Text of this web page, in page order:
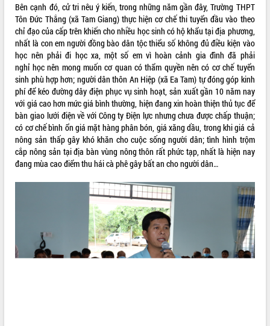
Bên cạnh đó, cử tri nêu ý kiến, trong những năm gần đây, Trường THPT
Tôn Đức Thắng (xã Tam Giang) thực hiện cơ chế thi tuyển đầu vào theo
chỉ đạo của cấp trên khiến cho nhiều học sinh có hộ khẩu tại địa phương,
nhất là con em người đồng bào dân tộc thiểu số không đủ điều kiện vào
học nên phải đi học xa, một số em vì hoàn cảnh gia đình đã phải
nghỉ học nên mong muốn cơ quan có thẩm quyền nên có cơ chế tuyển
sinh phù hợp hơn; người dân thôn An Hiệp (xã Ea Tam) tự đóng góp kinh
phí để kéo đường dây điện phục vụ sinh hoạt, sản xuất gần 10 năm nay
với giá cao hơn mức giá bình thường, hiện đang xin hoàn thiện thủ tục để
bàn giao lưới điện về với Công ty Điện lực nhưng chưa được chấp thuận;
có cơ chế bình ổn giá mặt hàng phân bón, giá xăng dầu, trong khi giá cả
nông sản thấp gây khó khăn cho cuộc sống người dân; tình hình trộm
cắp nông sản tại địa bàn vùng nông thôn rất phức tạp, nhất là hiện nay
đang mùa cao điểm thu hái cà phê gây bất an cho người dân…